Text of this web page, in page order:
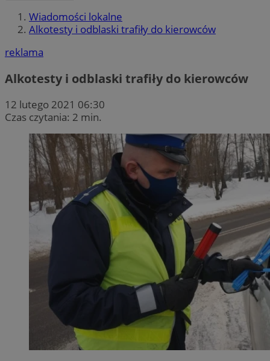
Wiadomości lokalne
Alkotesty i odblaski trafiły do kierowców
reklama
Alkotesty i odblaski trafiły do kierowców
12 lutego 2021 06:30
Czas czytania: 2 min.